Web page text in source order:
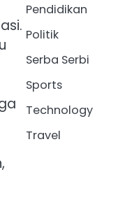
Pendidikan
Politik
Serba Serbi
Sports
Technology
Travel